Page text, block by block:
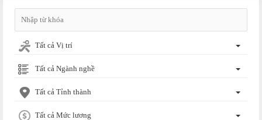
Tất cả Vị trí
Tất cả Ngành nghề
Tất cả Tỉnh thành
Tất cả Mức lương